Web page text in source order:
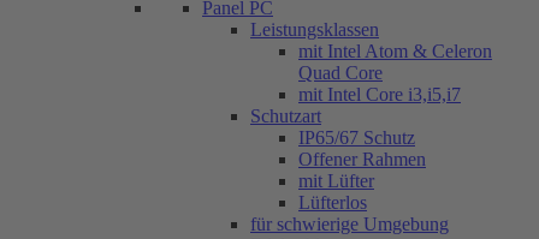
Panel PC
Leistungsklassen
mit Intel Atom & Celeron
Quad Core
mit Intel Core i3,i5,i7
Schutzart
IP65/67 Schutz
Offener Rahmen
mit Lüfter
Lüfterlos
für schwierige Umgebung